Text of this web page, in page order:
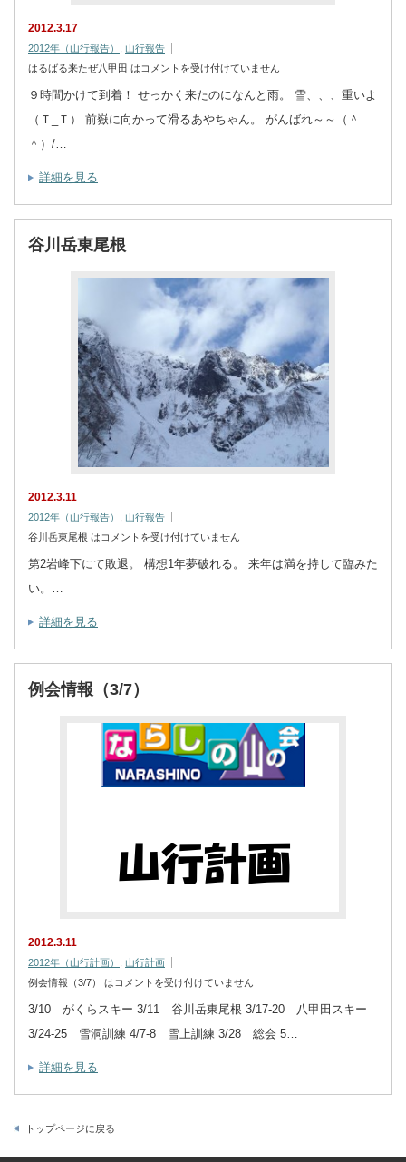
2012.3.17
2012年（山行報告）
山行報告
はるばる来たぜ八甲田 は コメントを受け付けていません
９時間かけて到着！ せっかく来たのになんと雨。 雪、、、重いよ
（Ｔ_Ｔ） 前嶽に向かって滑るあやちゃん。 がんばれ～～（＾
＾）/…
詳細を見る
谷川岳東尾根
2012.3.11
2012年（山行報告）
山行報告
谷川岳東尾根 は コメントを受け付けていません
第2岩峰下にて敗退。 構想1年夢破れる。 来年は満を持して臨みた
い。…
詳細を見る
例会情報（3/7）
2012.3.11
2012年（山行計画）
山行計画
例会情報（3/7） は コメントを受け付けていません
3/10 がくらスキー 3/11 谷川岳東尾根 3/17-20 八甲田スキー
3/24-25 雪洞訓練 4/7-8 雪上訓練 3/28 総会 5…
詳細を見る
トップページに戻る